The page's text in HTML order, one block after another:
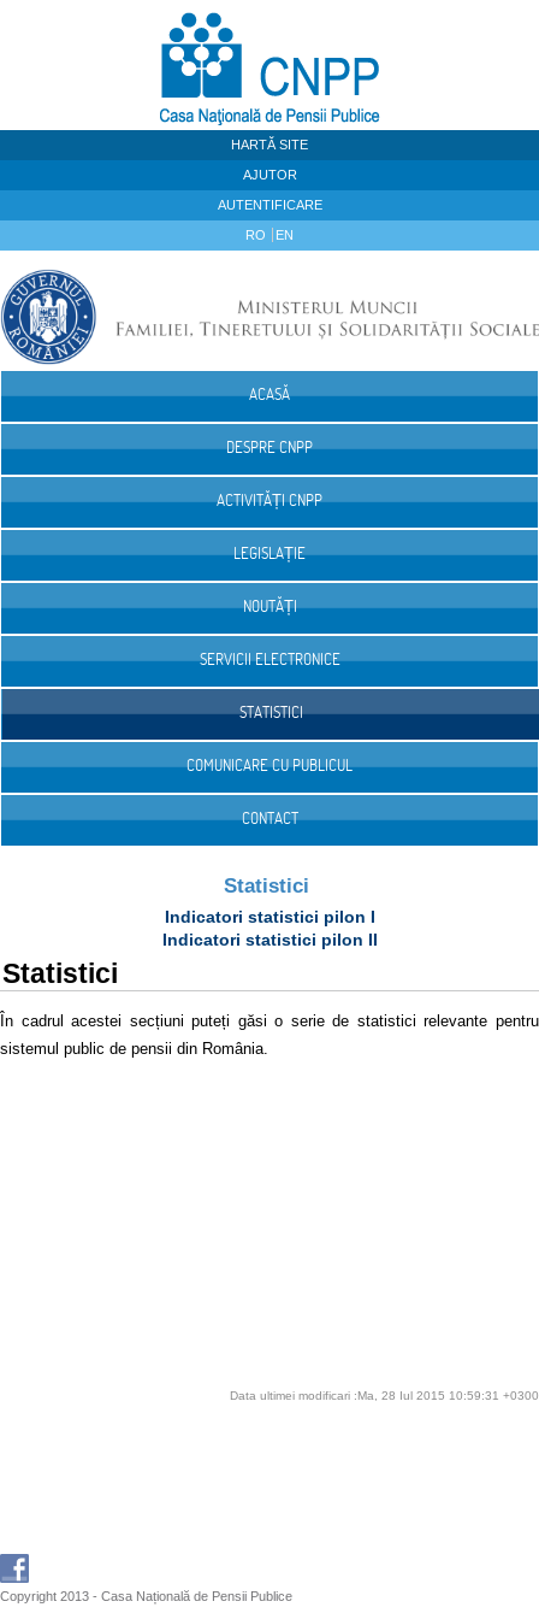
HARTĂ SITE
AJUTOR
AUTENTIFICARE
RO EN
ACASĂ
DESPRE CNPP
ACTIVITĂȚI CNPP
LEGISLAȚIE
NOUTĂȚI
SERVICII ELECTRONICE
STATISTICI
COMUNICARE CU PUBLICUL
CONTACT
Statistici
Indicatori statistici pilon I
Indicatori statistici pilon II
Statistici
În cadrul acestei secțiuni puteți găsi o serie de statistici relevante pentru
sistemul public de pensii din România.
Data ultimei modificari :Ma, 28 Iul 2015 10:59:31 +0300
Copyright 2013 - Casa Națională de Pensii Publice